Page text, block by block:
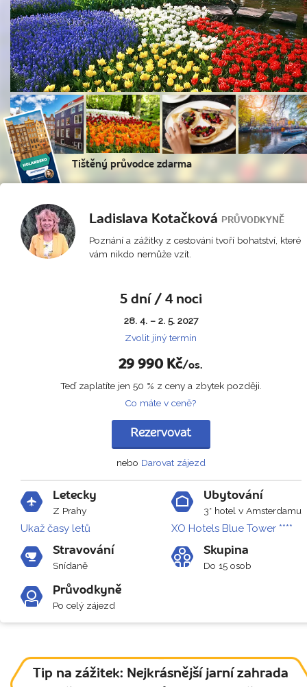
Tištěný průvodce zdarma
Ladislava Kotačková PRŮVODKYNĚ
Poznání a zážitky z cestování tvoří bohatství, které
vám nikdo nemůže vzít.
5 dní / 4 noci
28. 4. – 2. 5. 2027
Zvolit jiný termín
29 990 Kč/os.
Teď zaplatíte jen 50 % z ceny a zbytek později.
Co máte v ceně?
Rezervovat
nebo Darovat zájezd
Letecky
Z Prahy
Ukaž časy letů
Ubytování
3* hotel v Amsterdamu
XO Hotels Blue Tower ****
Stravování
Snídaně
Skupina
Do 15 osob
Průvodkyně
Po celý zájezd
Tip na zážitek: Nejkrásnější jarní zahrada